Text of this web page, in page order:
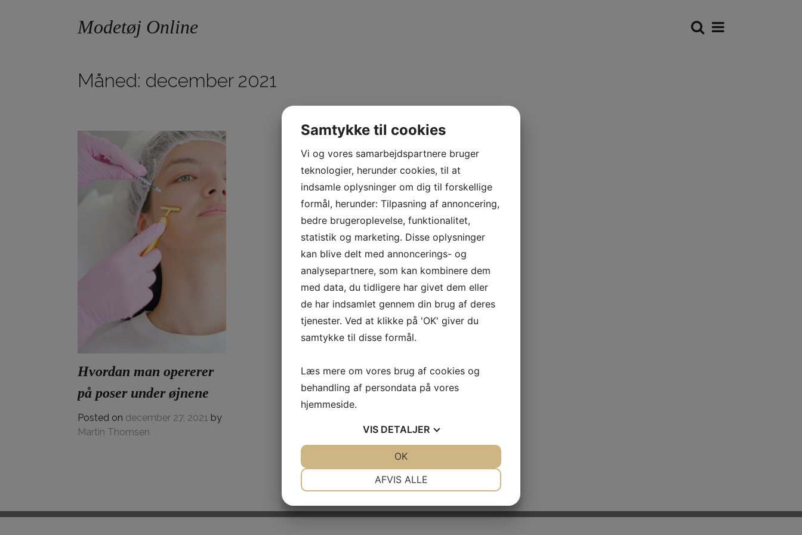
Modetøj Online
Måned: december 2021
Hvordan man opererer
på poser under øjnene
Posted on december 27, 2021 by
Martin Thomsen
Samtykke til cookies
Vi og vores samarbejdspartnere bruger
teknologier, herunder cookies, til at
indsamle oplysninger om dig til forskellige
formål, herunder: Tilpasning af annoncering,
bedre brugeroplevelse, funktionalitet,
statistik og marketing. Disse oplysninger
kan blive delt med annoncerings- og
analysepartnere, som kan kombinere dem
med data, du tidligere har givet dem eller
de har indsamlet gennem din brug af deres
tjenester. Ved at klikke på 'OK' giver du
samtykke til disse formål.
Læs mere om vores brug af cookies og
behandling af persondata på vores
hjemmeside.
VIS DETALJER
MARKETING STATISTIK
AFVIS ALLE
OK